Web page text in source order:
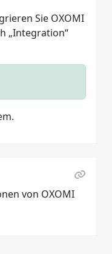
Sie OXOMI
„Integration“
von OXOMI